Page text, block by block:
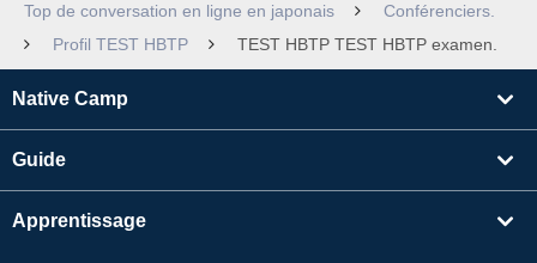
Top de conversation en ligne en japonais
Conférenciers.
Profil TEST HBTP
TEST HBTP TEST HBTP examen.
Native Camp
Guide
Apprentissage